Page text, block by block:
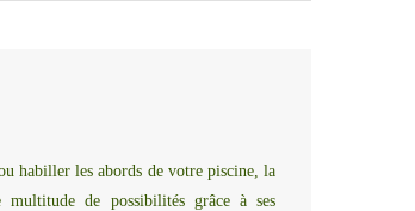
habiller les abords de votre piscine, la
de possibilités grâce à ses